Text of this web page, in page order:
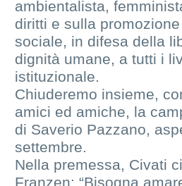
ambientalista,
diritti e sulla
sociale, in difesa della
dignità umane, a tutti i
istituzionale.
Chiuderemo insieme,
amici ed amiche, la
di Saverio Pazzano,
settembre.
Nella premessa, Civati
Franzen: “Bisogna